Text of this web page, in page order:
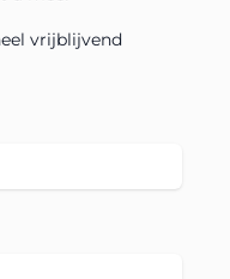
vrijblijvend